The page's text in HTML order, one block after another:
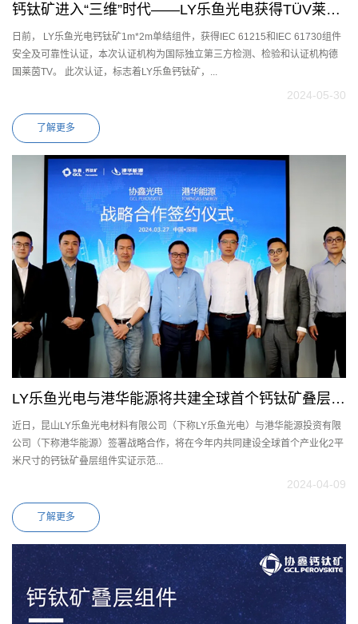
钙钛矿进入“三维”时代——LY乐鱼光电获得TÜV莱茵
IEC 61215和IEC 61730认证
日前， LY乐鱼光电钙钛矿1m*2m单结组件，获得IEC 61215和IEC 61730组件
安全及可靠性认证，本次认证机构为国际独立第三方检测、检验和认证机构德
国莱茵TV。 此次认证，标志着LY乐鱼钙钛矿，...
2024-05-30
了解更多
LY乐鱼光电与港华能源将共建全球首个钙钛矿叠层组
件实证示范
近日，昆山LY乐鱼光电材料有限公司（下称LY乐鱼光电）与港华能源投资有限
公司（下称港华能源）签署战略合作，将在今年内共同建设全球首个产业化2平
米尺寸的钙钛矿叠层组件实证示范...
2024-04-09
了解更多